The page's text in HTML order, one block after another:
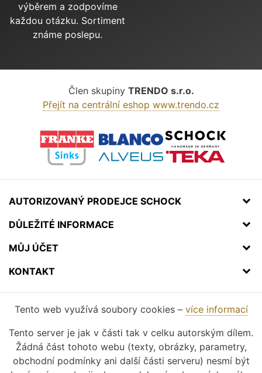
výběrem a zodpovíme
každou otázku. Sortiment
známe poslepu.
Člen skupiny TRENDO s.r.o.
Přejít na centrální eshop www.trendo.cz
AUTORIZOVANÝ PRODEJCE SCHOCK
DŮLEŽITÉ INFORMACE
MŮJ ÚČET
KONTAKT
Tento web využívá soubory cookies – více informací
Tento server je jak v části tak v celku autorským dílem.
Žádná část tohoto webu (texty, obrázky, parametry,
obchodní podmínky ani další části serveru) nesmí být